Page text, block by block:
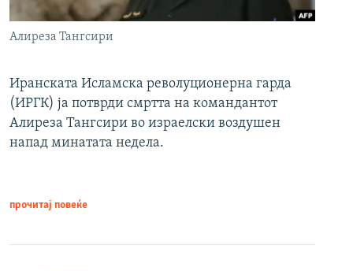
Алиреза Тангсири
Иранската Исламска револуционерна гарда
(ИРГК) ја потврди смртта на командантот
Алиреза Тангсири во израелски воздушен
напад минатата недела.
прочитај повеќе